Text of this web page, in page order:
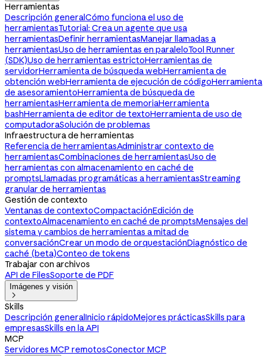
Herramientas
Descripción generalCómo funciona el uso de
herramientasTutorial: Crea un agente que usa
herramientasDefinir herramientasManejar llamadas a
herramientasUso de herramientas en paraleloTool Runner
(SDK)Uso de herramientas estrictoHerramientas de
servidorHerramienta de búsqueda webHerramienta de
obtención webHerramienta de ejecución de códigoHerramienta
de asesoramientoHerramienta de búsqueda de
herramientasHerramienta de memoriaHerramienta
bashHerramienta de editor de textoHerramienta de uso de
computadoraSolución de problemas
Infraestructura de herramientas
Referencia de herramientasAdministrar contexto de
herramientasCombinaciones de herramientasUso de
herramientas con almacenamiento en caché de
promptsLlamadas programáticas a herramientasStreaming
granular de herramientas
Gestión de contexto
Ventanas de contextoCompactaciónEdición de
contextoAlmacenamiento en caché de promptsMensajes del
sistema y cambios de herramientas a mitad de
conversaciónCrear un modo de orquestaciónDiagnóstico de
caché (beta)Conteo de tokens
Trabajar con archivos
API de FilesSoporte de PDF
Imágenes y visión

Skills
Descripción generalInicio rápidoMejores prácticasSkills para
empresasSkills en la API
MCP
Servidores MCP remotosConector MCP